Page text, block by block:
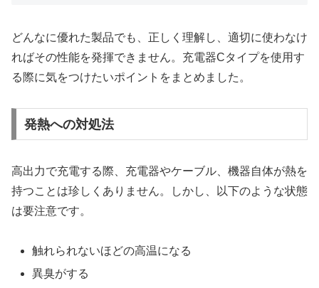
どんなに優れた製品でも、正しく理解し、適切に使わなけ
ればその性能を発揮できません。充電器Cタイプを使用す
る際に気をつけたいポイントをまとめました。
発熱への対処法
高出力で充電する際、充電器やケーブル、機器自体が熱を
持つことは珍しくありません。しかし、以下のような状態
は要注意です。
触れられないほどの高温になる
異臭がする